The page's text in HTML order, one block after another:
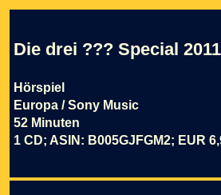
Die drei ??? Special
Hörspiel
Europa / Sony Music
52 Minuten
1 CD; ASIN: B005GJFGM2; EUR